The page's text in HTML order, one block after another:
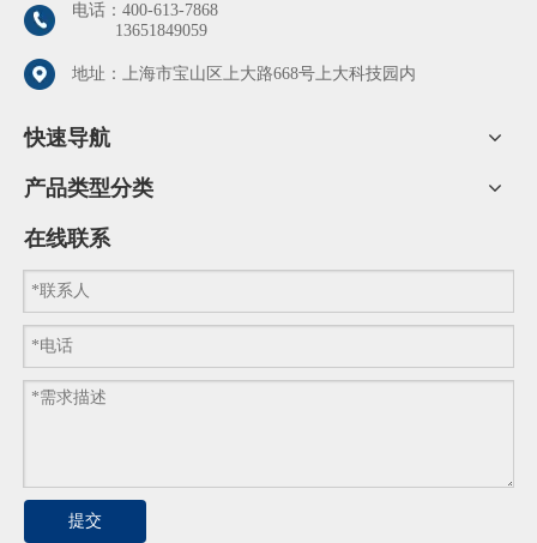
电话： 400-613-7868
13651849059
地址：上海市宝山区上大路668号上大科技园内
快速导航
产品类型分类
在线联系
提交